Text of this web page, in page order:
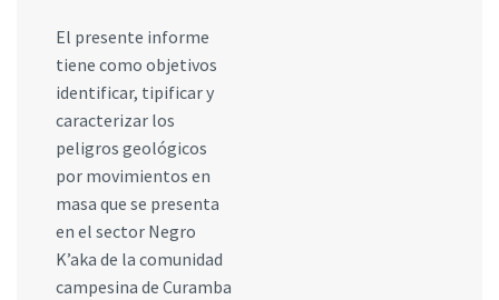
El presente informe
tiene como objetivos
identificar, tipificar y
caracterizar los
peligros geológicos
por movimientos en
masa que se presenta
en el sector Negro
K’aka de la comunidad
campesina de Curamba